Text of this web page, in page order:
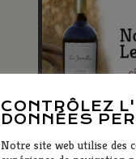
CONTRÔLEZ
DONNÉES
Notre site web utilise des